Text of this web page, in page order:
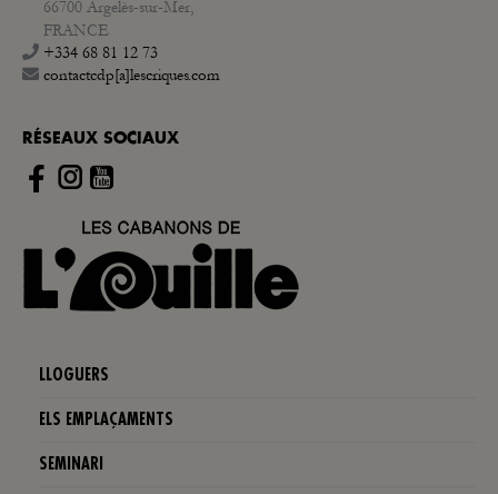
66700 Argelès-sur-Mer,
FRANCE
+334 68 81 12 73
contactcdp[a]lescriques.com
RÉSEAUX SOCIAUX
Instagram
LLOGUERS
ELS EMPLAÇAMENTS
SEMINARI